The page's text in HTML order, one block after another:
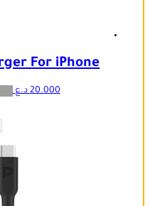
For iPhone
20.000 د.ع